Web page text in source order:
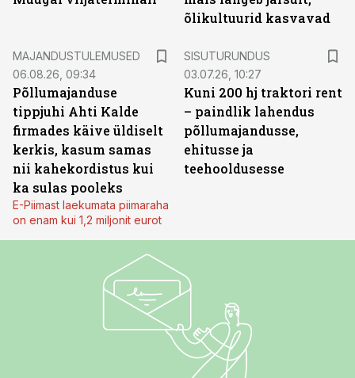
õlikultuurid kasvavad
MAJANDUSTULEMUSED
06.08.26, 09:34
Põllumajanduse
tippjuhi Ahti Kalde
firmades käive üldiselt
kerkis, kasum samas
nii kahekordistus kui
ka sulas pooleks
E-Piimast laekumata piimaraha
on enam kui 1,2 miljonit eurot
SISUTURUNDUS
03.07.26, 10:27
Kuni 200 hj traktori rent
– paindlik lahendus
põllumajandusse,
ehitusse ja
teehooldusesse